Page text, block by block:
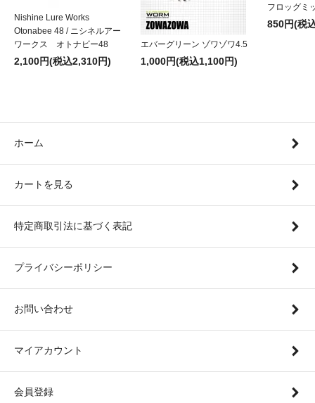
Nishine Lure Works
Otonabee 48 / ニシネルアー
ワークス オトナビー48
2,100円(税込2,310円)
エバーグリーン ゾワゾワ4.5
1,000円(税込1,100円)
フロッグミ
850円(税
ホーム
カートを見る
特定商取引法に基づく表記
プライバシーポリシー
お問い合わせ
マイアカウント
会員登録